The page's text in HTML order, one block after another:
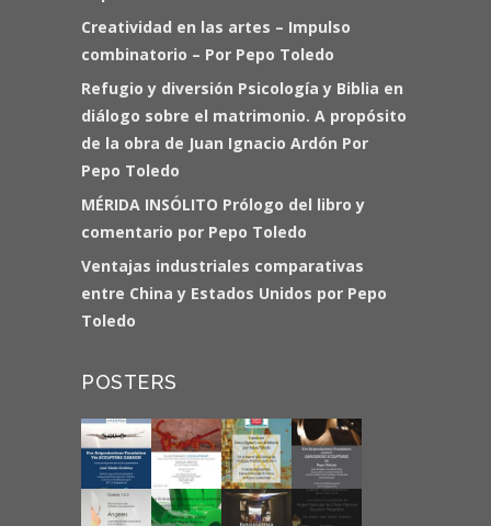
Creatividad en las artes – Impulso
combinatorio – Por Pepo Toledo
Refugio y diversión Psicología y Biblia en
diálogo sobre el matrimonio. A propósito
de la obra de Juan Ignacio Ardón Por
Pepo Toledo
MÉRIDA INSÓLITO Prólogo del libro y
comentario por Pepo Toledo
Ventajas industriales comparativas
entre China y Estados Unidos por Pepo
Toledo
POSTERS